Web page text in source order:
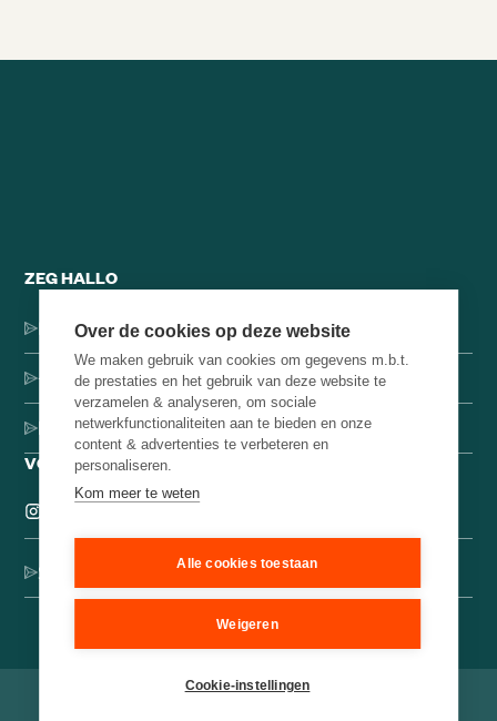
ZEG HALLO
Dorpsstraat 137, 1546 JH Jisp
+31 (0)75-4000071
hello@brainbakery.com
VOLG ONS
Schrijf je in voor onze creatieve nieuwsbrief
©2026Brain Bakery
Over de cookies op deze website
We maken gebruik van cookies om gegevens m.b.t.
de prestaties en het gebruik van deze website te
verzamelen & analyseren, om sociale
netwerkfunctionaliteiten aan te bieden en onze
content & advertenties te verbeteren en
personaliseren.
Kom meer te weten
Alle cookies toestaan
Weigeren
Cookie-instellingen